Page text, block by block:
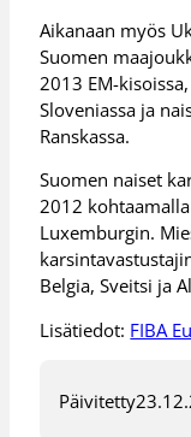
Aikanaan myös
Suomen
2013 EM-
Sloveniassa ja
Ranskassa.
Suomen naiset
2012
Luxemburgin.
Belgia, Sveitsi ja
Lisätiedot: FIBA
Päivitetty